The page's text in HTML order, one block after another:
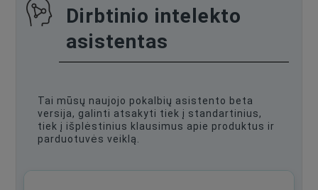
Dirbtinio intelekto
asistentas
Tai mūsų naujojo pokalbių asistento beta
versija, galinti atsakyti tiek į standartinius,
tiek į išplėstinius klausimus apie produktus ir
parduotuvės veiklą.